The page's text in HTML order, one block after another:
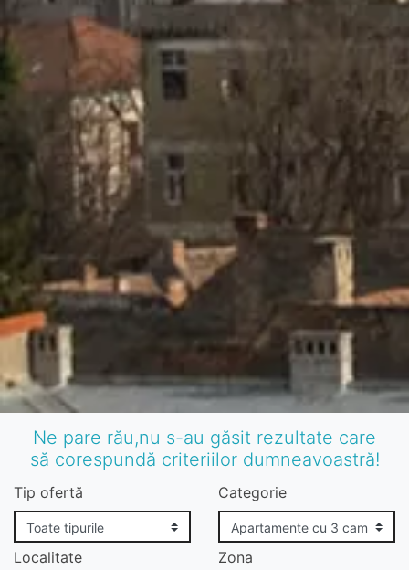
Ne pare rău,nu s-au găsit rezultate care
să corespundă criteriilor dumneavoastră!
Tip ofertă Categorie
Localitate Zona